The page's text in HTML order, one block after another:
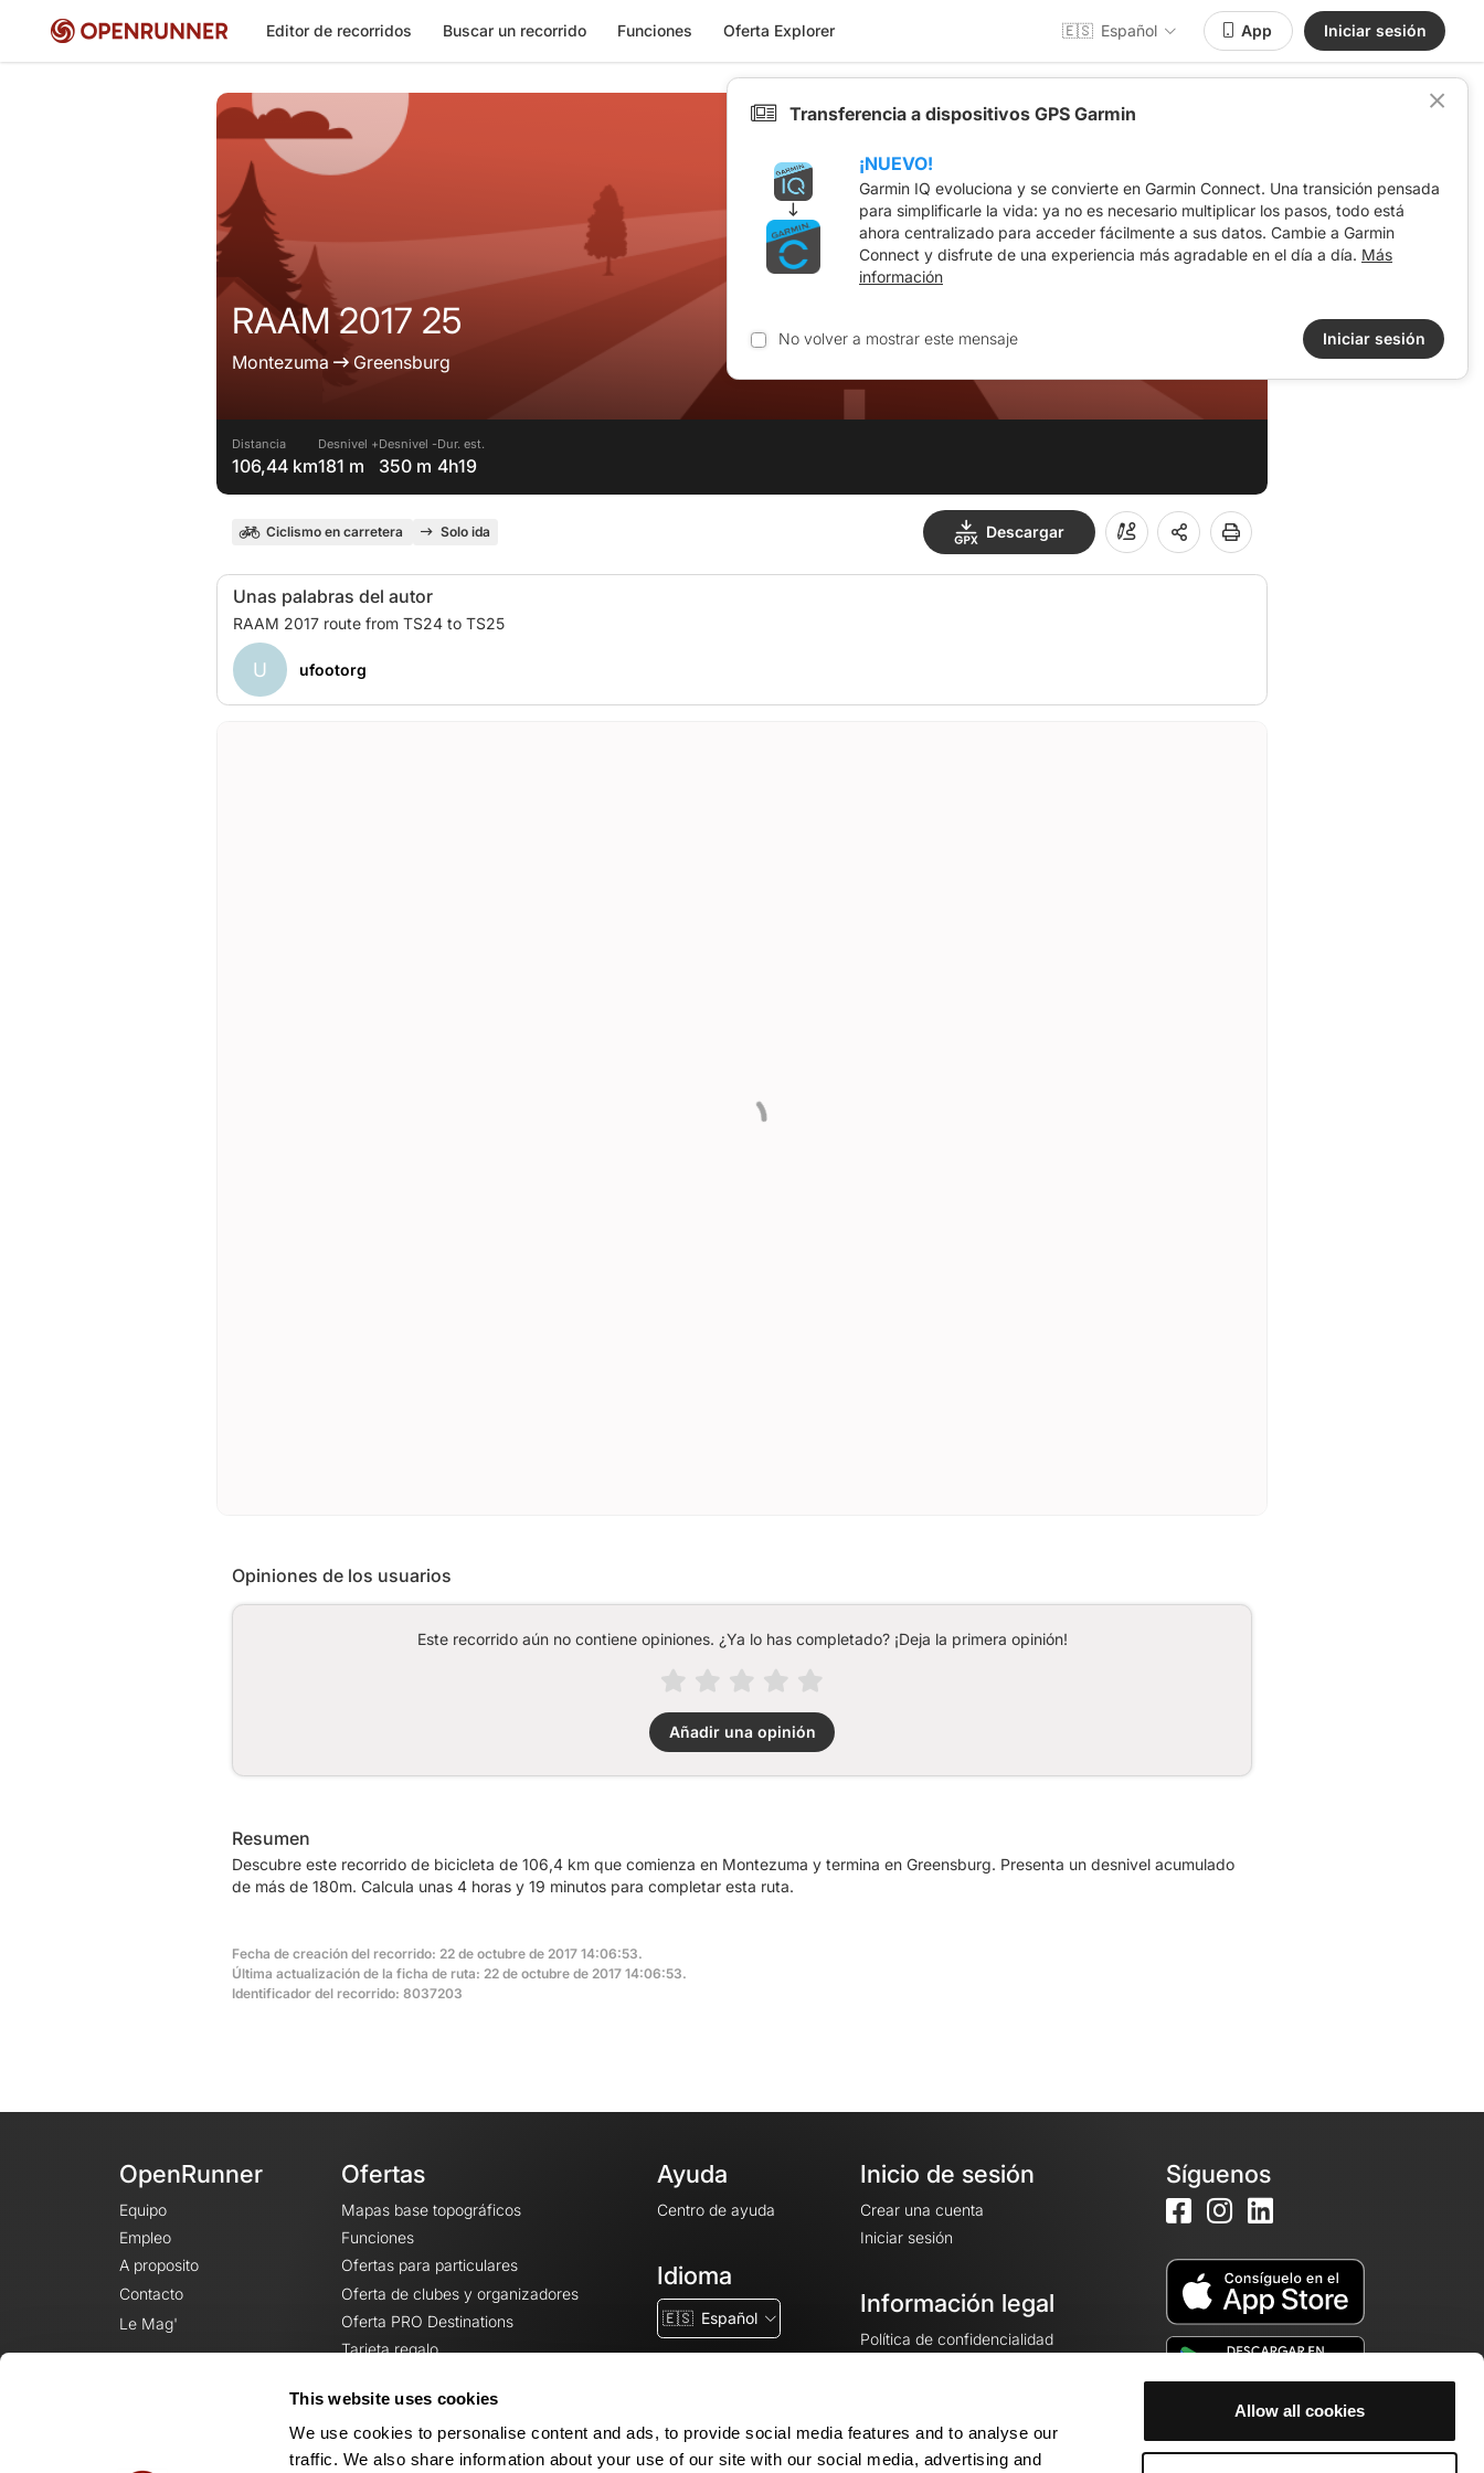
This website uses cookies
We use cookies to personalise content and ads, to provide social media features and to analyse our
traffic. We also share information about your use of our site with our social media, advertising and
Allow all cookies
Editor de recorridos Buscar un recorrido Funciones Oferta Explorer 🇪🇸 Español App Iniciar sesión
RAAM 2017 25
Montezuma Greensburg
Distancia
106,44 km
Desnivel +
181 m
Desnivel -
350 m
Dur. est.
4h19
Ciclismo en carretera Solo ida Descargar
Unas palabras del autor
U ufootorg
Opiniones de los usuarios
Este recorrido aún no contiene opiniones. ¿Ya lo has completado? ¡Deja la primera opinión!
Añadir una opinión
Resumen
Descubre este recorrido de bicicleta de 106,4 km que comienza en Montezuma y termina en Greensburg. Presenta un desnivel acumulado
de más de 180m. Calcula unas 4 horas y 19 minutos para completar esta ruta.
Fecha de creación del recorrido: 22 de octubre de 2017 14:06:53.
Última actualización de la ficha de ruta: 22 de octubre de 2017 14:06:53.
Identificador del recorrido: 8037203
OpenRunner
Equipo
Empleo
A proposito
Contacto
Le Mag'
Ofertas
Mapas base topográficos
Funciones
Ofertas para particulares
Oferta de clubes y organizadores
Oferta PRO Destinations
Tarjeta regalo
Ayuda
Centro de ayuda
Idioma
🇪🇸 Español
Inicio de sesión
Crear una cuenta
Iniciar sesión
Información legal
Política de confidencialidad
Avisos legales
Configuración de cookies
Síguenos
Transferencia a dispositivos GPS Garmin
¡NUEVO!
Garmin IQ evoluciona y se convierte en Garmin Connect. Una transición pensada
para simplificarle la vida: ya no es necesario multiplicar los pasos, todo está
ahora centralizado para acceder fácilmente a sus datos. Cambie a Garmin
Connect y disfrute de una experiencia más agradable en el día a día. Más
información
No volver a mostrar este mensaje Iniciar sesión